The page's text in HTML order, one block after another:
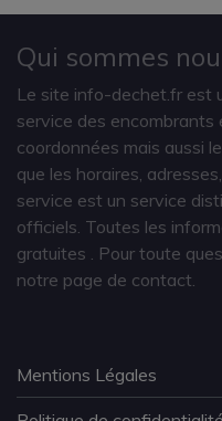
Qui sommes
Le site info-dechet.fr est
service des encombrants
coordonnées mais aussi
que les horaires,
service est un service
officiels. Toutes les
gratuites
. Pour toute
notre page de contact.
Mentions Légales